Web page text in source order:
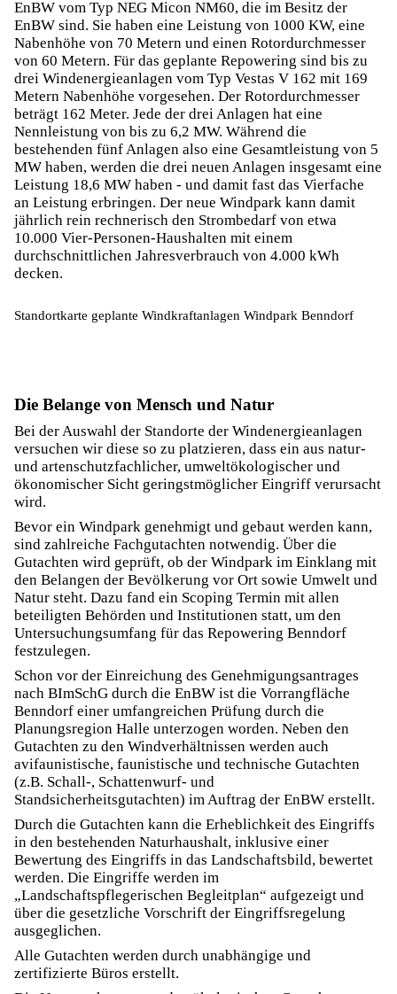
EnBW vom Typ NEG Micon NM60, die im Besitz der
EnBW sind. Sie haben eine Leistung von 1000 KW, eine
Nabenhöhe von 70 Metern und einen Rotordurchmesser
von 60 Metern. Für das geplante Repowering sind bis zu
drei Windenergieanlagen vom Typ Vestas V 162 mit 169
Metern Nabenhöhe vorgesehen. Der Rotordurchmesser
beträgt 162 Meter. Jede der drei Anlagen hat eine
Nennleistung von bis zu 6,2 MW. Während die
bestehenden fünf Anlagen also eine Gesamtleistung von 5
MW haben, werden die drei neuen Anlagen insgesamt eine
Leistung 18,6 MW haben - und damit fast das Vierfache
an Leistung erbringen. Der neue Windpark kann damit
jährlich rein rechnerisch den Strombedarf von etwa
10.000 Vier-Personen-Haushalten mit einem
durchschnittlichen Jahresverbrauch von 4.000 kWh
decken.
Standortkarte geplante Windkraftanlagen Windpark Benndorf
Die Belange von Mensch und Natur
Bei der Auswahl der Standorte der Windenergieanlagen
versuchen wir diese so zu platzieren, dass ein aus natur-
und artenschutzfachlicher, umweltökologischer und
ökonomischer Sicht geringstmöglicher Eingriff verursacht
wird.
Bevor ein Windpark genehmigt und gebaut werden kann,
sind zahlreiche Fachgutachten notwendig. Über die
Gutachten wird geprüft, ob der Windpark im Einklang mit
den Belangen der Bevölkerung vor Ort sowie Umwelt und
Natur steht. Dazu fand ein Scoping Termin mit allen
beteiligten Behörden und Institutionen statt, um den
Untersuchungsumfang für das Repowering Benndorf
festzulegen.
Schon vor der Einreichung des Genehmigungsantrages
nach BImSchG durch die EnBW ist die Vorrangfläche
Benndorf einer umfangreichen Prüfung durch die
Planungsregion Halle unterzogen worden. Neben den
Gutachten zu den Windverhältnissen werden auch
avifaunistische, faunistische und technische Gutachten
(z.B. Schall-, Schattenwurf- und
Standsicherheitsgutachten) im Auftrag der EnBW erstellt.
Durch die Gutachten kann die Erheblichkeit des Eingriffs
in den bestehenden Naturhaushalt, inklusive einer
Bewertung des Eingriffs in das Landschaftsbild, bewertet
werden. Die Eingriffe werden im
„Landschaftspflegerischen Begleitplan“ aufgezeigt und
über die gesetzliche Vorschrift der Eingriffsregelung
ausgeglichen.
Alle Gutachten werden durch unabhängige und
zertifizierte Büros erstellt.